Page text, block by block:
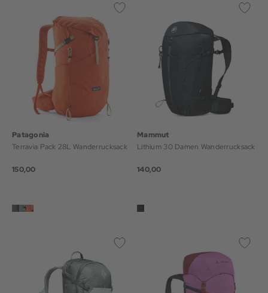
Patagonia
Terravia Pack 28L Wanderrucksack
150,00
Mammut
Lithium 30 Damen Wanderrucksack
140,00